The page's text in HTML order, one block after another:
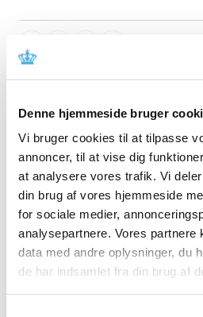
Denne hjemmeside bruger
Vi bruger cookies til at tilpasse
annoncer, til at vise dig
at analysere vores trafik. Vi
din brug af vores hjemmeside
for sociale medier,
analysepartnere. Vores partnere
data med andre oplysninger, du
de har indsamlet fra din brug af
og indehavere af
MRP/DCP-godkendte lægemidler,
ikkemarkedsføres i Danmark.
Ændringen træder i kraft 1.
For alle markedsførte lægemidler
om et dansk produktresumé og
mærkning. Det vil sige, at alle
kun vil få lægemidler, hvor der
indlægsseddel i pakningen og